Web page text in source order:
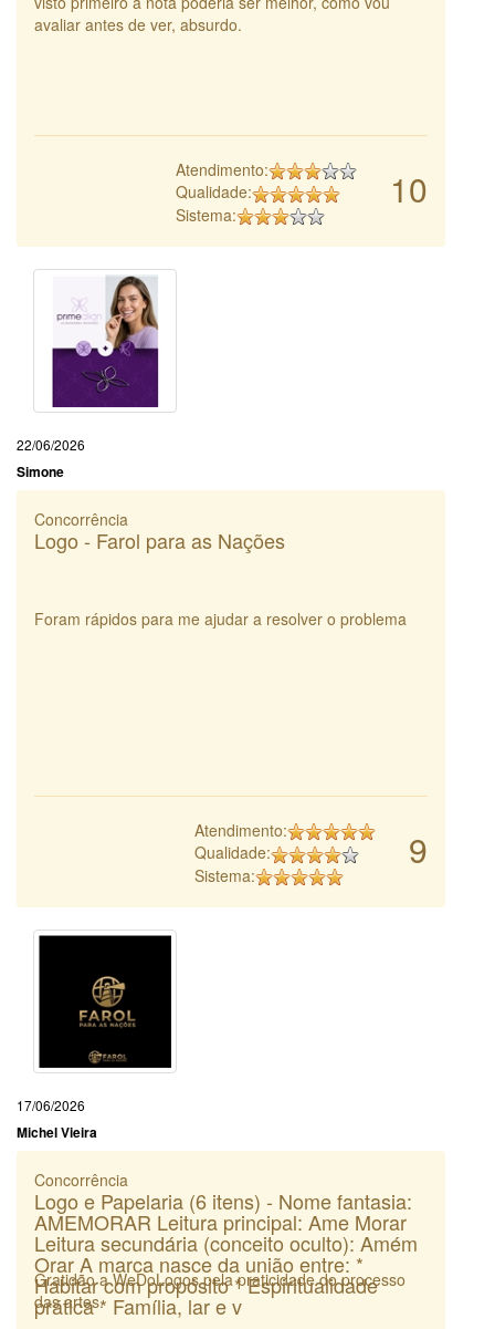
avaliar antes de ver, absurdo.
10
Atendimento:
Qualidade:
Sistema:
22/06/2026
Simone
Concorrência
Logo - Farol para as Nações
Foram rápidos para me ajudar a resolver o problema
9
Atendimento:
Qualidade:
Sistema:
17/06/2026
Michel Vieira
Concorrência
Logo e Papelaria (6 itens) - Nome fantasia:
AMEMORAR Leitura principal: Ame Morar
Leitura secundária (conceito oculto): Amém
Orar A marca nasce da união entre: *
Habitar com propósito * Espiritualidade
prática * Família, lar e v
Gratidão a WeDoLogos pela praticidade do processo
das artes.